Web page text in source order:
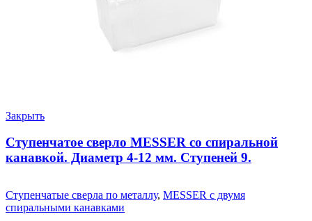
Закрыть
Ступенчатое сверло MESSER со спиральной
канавкой. Диаметр 4-12 мм. Ступеней 9.
Ступенчатые сверла по металлу, MESSER с двумя
спиральными канавками